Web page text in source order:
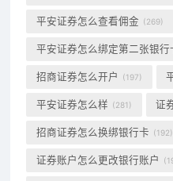
平安证券怎么查看佣金 (269)
平安证券怎么绑定第二张银行
招商证券怎么开户 (197)
平安证券怎么样 (281) 证
招商证券怎么换绑银行卡 (192)
证券账户怎么更改银行账户